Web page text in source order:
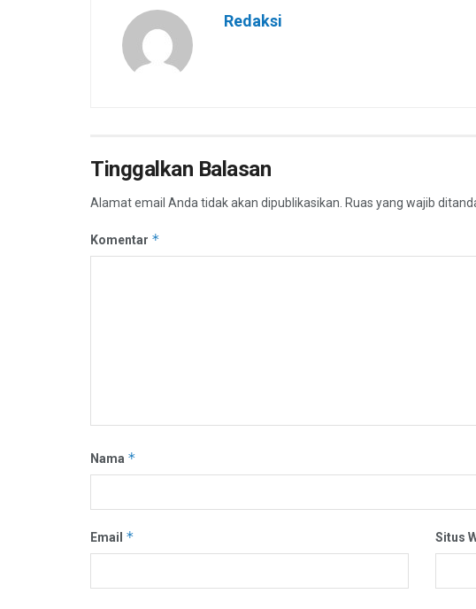
Redaksi
Tinggalkan Balasan
Alamat email Anda tidak akan dipublikasikan. Ruas yang wajib
Komentar *
Nama *
Email * Situs